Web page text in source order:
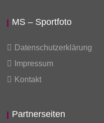
MS – Sportfoto
Datenschutzerklärung
Impressum
Kontakt
Partnerseiten